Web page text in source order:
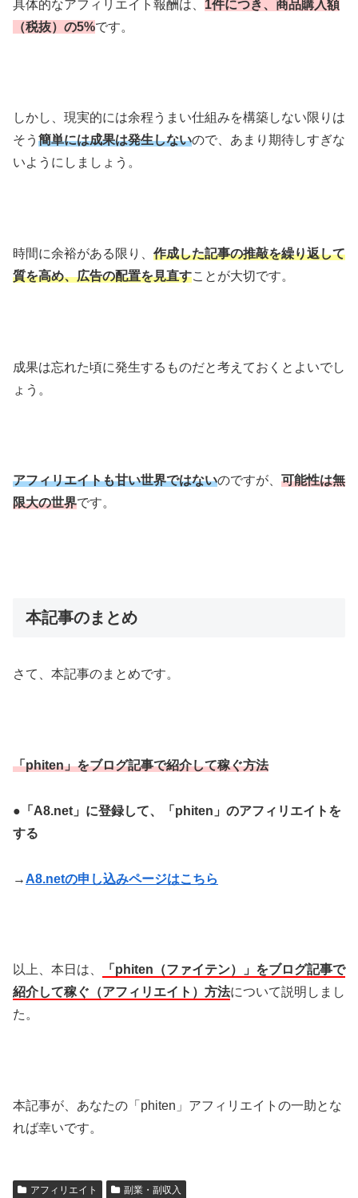
具体的なアフィリエイト報酬は、 1件につき、商品購入額
（税抜）の5%です。
しかし、現実的には余程うまい仕組みを構築しない限りは
そう 簡単には成果は発生しないので、あまり期待しすぎな
いようにしましょう。
時間に余裕がある限り、 作成した記事の推敲を繰り返して
質を高め、広告の配置を見直すことが大切です。
成果は忘れた頃に発生するものだと考えておくとよいでし
ょう。
アフィリエイトも甘い世界ではないのですが、 可能性は無
限大の世界です。
本記事のまとめ
さて、本記事のまとめです。
「phiten」をブログ記事で紹介して稼ぐ方法
● 「A8.net」に登録して、 「phiten」 のアフィリエイトを
する
→ A8.netの申し込みページはこちら
以上、本日は、
「phiten（ファイテン）」をブログ記事で
紹介して稼ぐ（アフィリエイト）方法について説明しまし
た。
本記事が、あなたの「phiten」アフィリエイトの一助とな
れば幸いです。
アフィリエイト 副業・副収入